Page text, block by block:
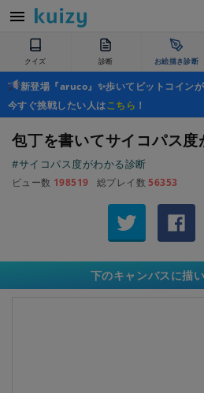
クイズ 診断 お絵描き診断
新登場『aruco』✨歩いてビットコイン
今すぐ挑戦したい人はこちら ！
包丁を書いてサイコパス度
#サイコパス度がわかる診断
ビュー数 198519 総プレイ数 56353
下のキャンバスに描